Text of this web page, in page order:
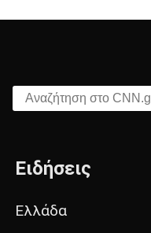
Αναζήτηση στο CNN.gr
Ειδήσεις
Ελλάδα